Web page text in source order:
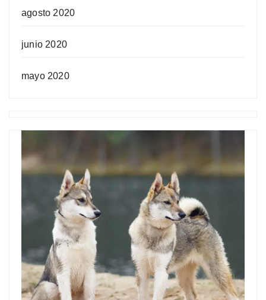
agosto 2020
junio 2020
mayo 2020